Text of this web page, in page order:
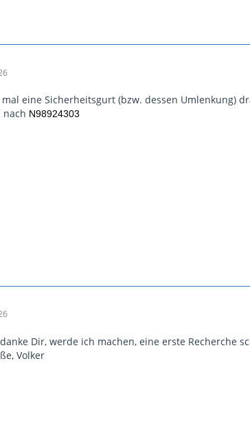
eine Sicherheitsgurt (bzw. dessen Umlenkung)
nach N98924303
Dir, werde ich machen, eine erste Recherche
Volker